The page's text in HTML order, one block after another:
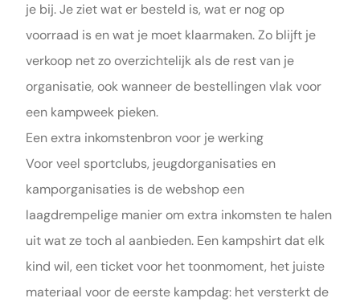
je bij. Je ziet wat er besteld is, wat er nog op
voorraad is en wat je moet klaarmaken. Zo blijft je
verkoop net zo overzichtelijk als de rest van je
organisatie, ook wanneer de bestellingen vlak voor
een kampweek pieken.
Een extra inkomstenbron voor je werking
Voor veel sportclubs, jeugdorganisaties en
kamporganisaties is de webshop een
laagdrempelige manier om extra inkomsten te halen
uit wat ze toch al aanbieden. Een kampshirt dat elk
kind wil, een ticket voor het toonmoment, het juiste
materiaal voor de eerste kampdag: het versterkt de